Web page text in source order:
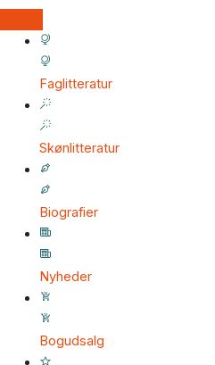
Faglitteratur
Skønlitteratur
Biografier
Nyheder
Bogudsalg